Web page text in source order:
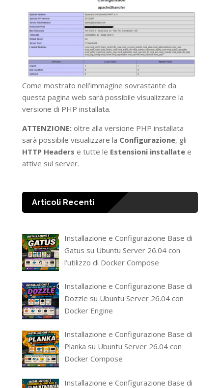
Come mostrato nell’immagine sovrastante da
questa pagina web sarà possibile visualizzare la
versione di PHP installata.
ATTENZIONE:oltre alla versione PHP installata
sarà possibile visualizzare la Configurazione, gli
HTTP Headers e tutte le Estensioni installatee
attive sul server.
Articoli Recenti
Installazione e Configurazione Base di
Gatus su Ubuntu Server 26.04 con
l’utilizzo di Docker Compose
Installazione e Configurazione Base di
Dozzle su Ubuntu Server 26.04 con
Docker Engine
Installazione e Configurazione Base di
Planka su Ubuntu Server 26.04 con
Docker Compose
Installazione e Configurazione Base di